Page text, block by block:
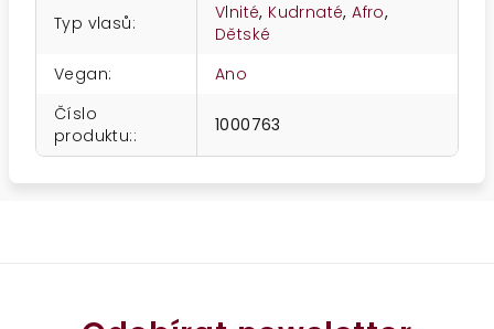
Typ vlasů: Vlnité, Kudrnaté,Afro,
Dětské
Vegan:
Ano
Číslo
produktu:: 1000763